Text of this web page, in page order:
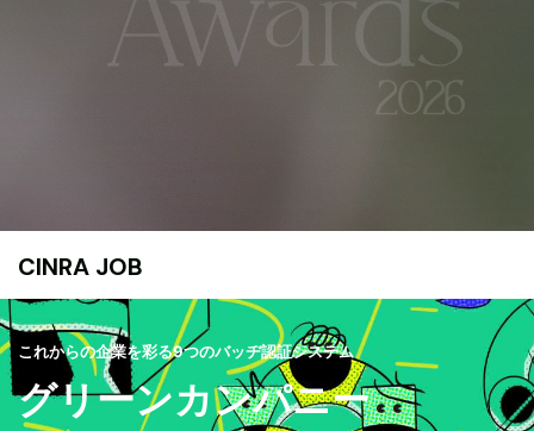
CINRA JOB
これからの企業を彩る9つのバッヂ認証システム
グリーンカンパニー